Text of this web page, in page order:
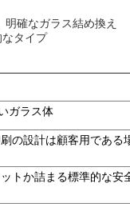
確なガラス結め換え
タイプ
ガラス体
の設計は顧客用である
トか詰まる標準的な安